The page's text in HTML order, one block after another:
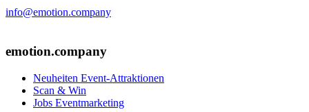
info@emotion.company
emotion.company
Neuheiten Event-Attraktionen
Scan & Win
Jobs Eventmarketing